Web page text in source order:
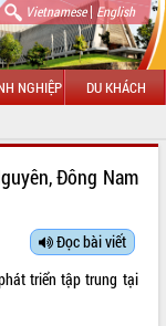
Vietnamese| English
NGHIỆP DU KHÁCH
Đông Nam
Đọc bài viết
triển tập trung tại